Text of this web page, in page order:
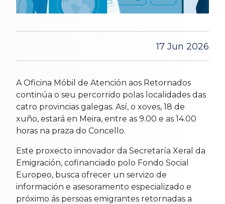
17 Jun 2026
A Oficina Móbil de Atención aos Retornados
continúa o seu percorrido polas localidades das
catro provincias galegas. Así, o xoves, 18 de
xuño, estará en Meira, entre as 9.00 e as 14.00
horas na praza do Concello.
Este proxecto innovador da Secretaría Xeral da
Emigración, cofinanciado polo Fondo Social
Europeo, busca ofrecer un servizo de
información e asesoramento especializado e
próximo ás persoas emigrantes retornadas a